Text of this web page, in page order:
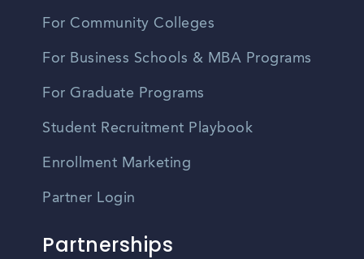
For Community Colleges
For Business Schools & MBA Programs
For Graduate Programs
Student Recruitment Playbook
Enrollment Marketing
Partner Login
Partnerships